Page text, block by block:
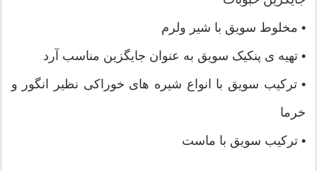
• مخلوط سویق با شیر ولرم
• تهیه ی پنکیک سویق به عنوان جایگزین مناسب آرد
• ترکیب سویق با انواع شیره های خوراکی نظیر انگور و
خرما
• ترکیب سویق با ماست